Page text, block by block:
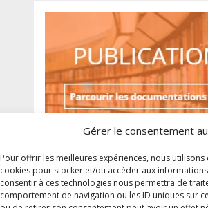
Gérer le consentement
Pour offrir les meilleures expériences, nous
cookies pour stocker et/ou accéder aux
consentir à ces technologies nous permettra de
comportement de navigation ou les ID uniques sur